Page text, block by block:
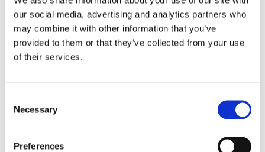
our social media, advertising and analytics partners who
may combine it with other information that you’ve
provided to them or that they’ve collected from your use
of their services.
Necessary
Preferences
nel SOAR, però, occorre definire a monte come
raccogliere tali informazioni. Una prima strada
potrebbe essere quella di dotarsi di una piattaforma
di threat intelligence, che necessiterebbe però di un
investimento di risorse importante e continuativo per il
effettivamente costituire un valore per il mio SOC.
Un’alternativa sicuramente meno impegnativa è
completamente esternalizzato, in cui analisti di